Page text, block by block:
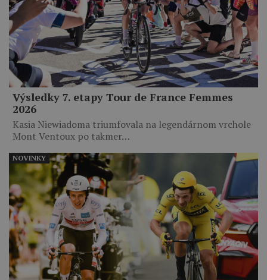
Výsledky 7. etapy Tour de France Femmes
2026
Kasia Niewiadoma triumfovala na legendárnom vrchole
Mont Ventoux po takmer…
NOVINKY